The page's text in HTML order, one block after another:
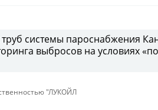
системы пароснабжения
выбросов на условиях
"ЛУКОЙЛ